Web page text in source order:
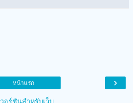
›
หน้าแรก
วอร์ชันสำหรับเว็บ